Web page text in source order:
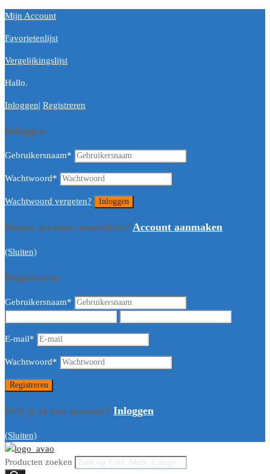
Mijn Account
Favorietenlijst
Vergelijkingslijst
Hallo.
Inloggen| Registreren
Inloggen
Gebruikersnaam*
Wachtwoord*
Wachtwoord vergeten?
Nieuw account aanmaken? Account aanmaken
(Sluiten)
Registreren
Gebruikersnaam*
E-mail*
Wachtwoord*
Heb je al een account? Inloggen
(Sluiten)
Producten zoeken